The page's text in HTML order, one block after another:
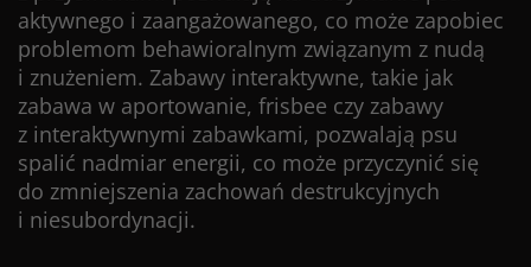
aktywnego i zaangażowanego, co może zapobiec
problemom behawioralnym związanym z nudą
i znużeniem. Zabawy interaktywne, takie jak
zabawa w aportowanie, frisbee czy zabawy
z interaktywnymi zabawkami, pozwalają psu
spalić nadmiar energii, co może przyczynić się
do zmniejszenia zachowań destrukcyjnych
i niesubordynacji.